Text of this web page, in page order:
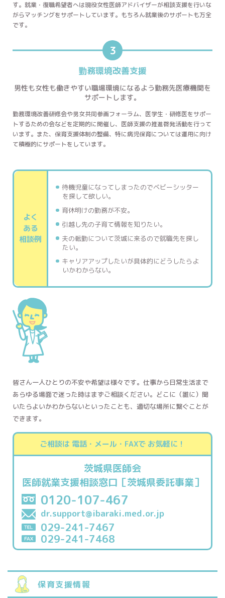
す。就業・復職希望者へは現役女性医師アドバイザーが相談支援を行いな
がらマッチングをサポートしています。もちろん就業後のサポートも万全
です。
3
勤務環境改善支援
男性も女性も働きやすい職場環境になるよう勤務先医療機関を
サポートします。
勤務環境改善研修会や男女共同参画フォーラム、医学生・研修医をサポー
トするための会などを定期的に開催し、医師支援の推進啓発活動を行って
います。また、保育支援体制の整備、特に病児保育については運用に向け
て積極的にサポートをしています。
よく
ある
相談例
待機児童になってしまったのでベビーシッター
を探して欲しい。
育休明けの勤務が不安。
引越し先の子育て情報を知りたい。
夫の転勤について茨城に来るので就職先を探し
たい。
キャリアアップしたいが具体的にどうしたらよ
いかわからない。
皆さん一人ひとりの不安や希望は様々です。仕事から日常生活まで
あらゆる場面で迷った時はまずご相談ください。どこに（誰に）聞
いたらよいかわからないといったことも、適切な場所に繋ぐことが
できます。
ご相談は 電話・メール・FAXで お気軽に！
茨城県医師会
医師就業支援相談窓口［茨城県委託事業］
0120-107-467
dr.support@ibaraki.med.or.jp
029-241-7467
029-241-7468
保育支援情報